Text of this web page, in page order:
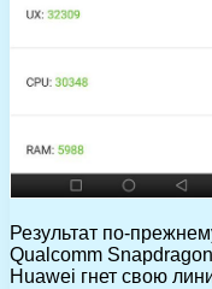
Результат по-
Qualcomm
Huawei гнет свою